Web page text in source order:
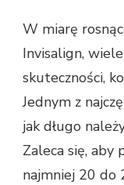
W miarę
Invisalign,
skuteczności,
Jednym z
jak długo
Zaleca się, aby
najmniej 20 do